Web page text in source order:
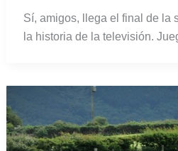
Sí, amigos, llega el final de la
la historia de la televisión.